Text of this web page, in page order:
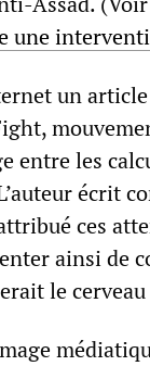
une
un
entre les
écrit
ces
ainsi de
le